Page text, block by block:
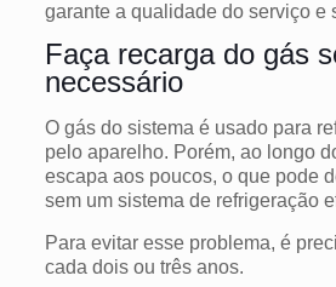
garante a qualidade do serviço e
Faça recarga do gás
necessário
O gás do sistema é usado para
pelo aparelho. Porém, ao longo
escapa aos poucos, o que pode
sem um sistema de refrigeração
Para evitar esse problema, é
cada dois ou três anos.